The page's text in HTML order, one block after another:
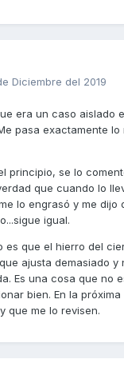
Diciembre del 2019
era un caso aislado
pasa exactamente lo
principio, se lo
que cuando lo
lo engrasó y me dijo
igual.
es que el hierro del
ajusta demasiado y
Es una cosa que no
bien. En la próxima
que me lo revisen.